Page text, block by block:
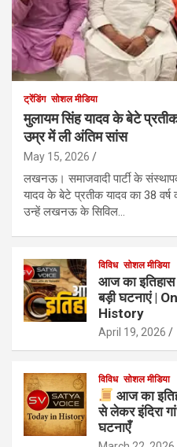
ट्रेंडिंग सोशल मीडिया
मुलायम सिंह यादव के बेटे
उम्र में ली अंतिम सांस
May 15, 2026
लखनऊ। समाजवादी पार्टी के
यादव के बेटे प्रतीक यादव का 38
उन्हें लखनऊ के सिविल…
विविध सोशल मीडिया
आज का
बड़ी घटनाएं |
History
April 19, 2026
विविध सोशल मीडिया
आज का
से लेकर इंदिरा
घटनाएँ